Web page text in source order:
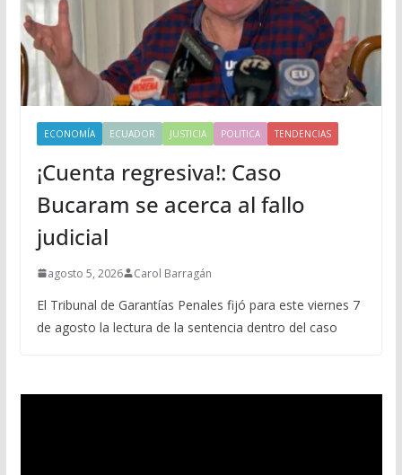
ECONOMÍA ECUADOR JUSTICIA POLITICA TENDENCIAS
¡Cuenta regresiva!: Caso
Bucaram se acerca al fallo
judicial
agosto 5, 2026 Carol Barragán
El Tribunal de Garantías Penales fijó para este viernes 7
de agosto la lectura de la sentencia dentro del caso